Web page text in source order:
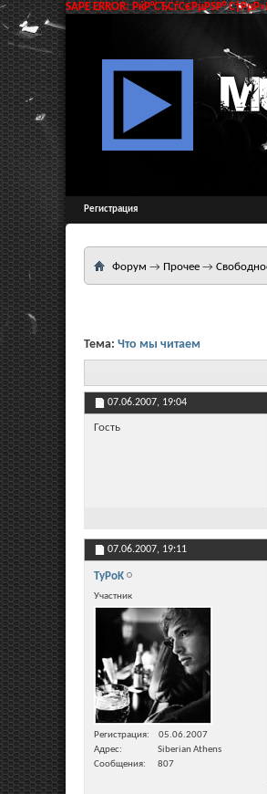
SAPE ERROR: РќР°СЂСѓС€РµРЅР°
Регистрация
Форум → Прочее →
Тема: Что мы читаем
07.06.2007, 19:04
Гость
07.06.2007, 19:11
TyPoK
Участник
Регистрация
05.06.2007
Адрес
Siberian Athens
Сообщения
807